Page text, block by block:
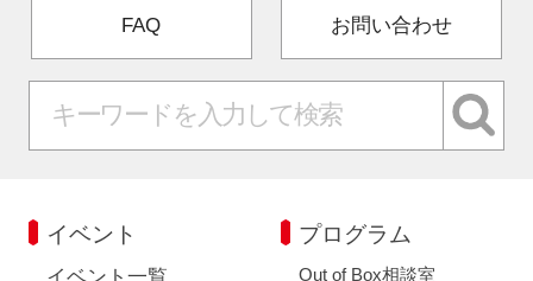
FAQ お問い合わせ
イベント プログラム
Out of Box相談室